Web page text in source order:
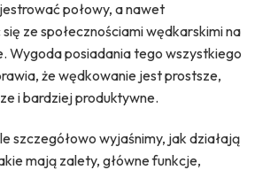
połowy, a nawet
ze społecznościami wędkarskimi na
Wygoda posiadania tego wszystkiego
że wędkowanie jest prostsze,
i bardziej produktywne.
szczegółowo wyjaśnimy, jak działają
mają zalety, główne funkcje,